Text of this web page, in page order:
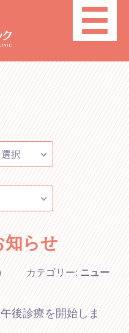
toggle
択
知らせ
カテゴリー:ニュー
後診療を開始しま